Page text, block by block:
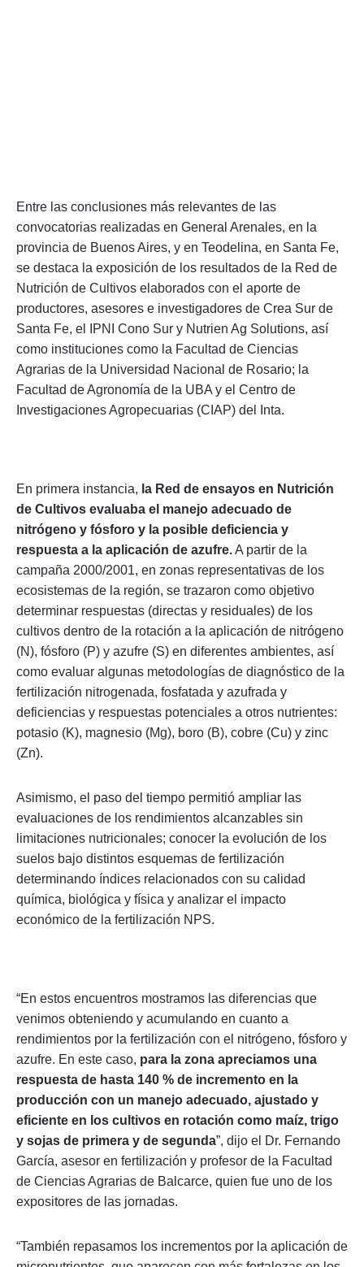
Entre las conclusiones más relevantes de las
convocatorias realizadas en General Arenales, en la
provincia de Buenos Aires, y en Teodelina, en Santa Fe,
se destaca la exposición de los resultados de la Red de
Nutrición de Cultivos elaborados con el aporte de
productores, asesores e investigadores de Crea Sur de
Santa Fe, el IPNI Cono Sur y Nutrien Ag Solutions, así
como instituciones como la Facultad de Ciencias
Agrarias de la Universidad Nacional de Rosario; la
Facultad de Agronomía de la UBA y el Centro de
Investigaciones Agropecuarias (CIAP) del Inta.
En primera instancia, la Red de ensayos en Nutrición
de Cultivos evaluaba el manejo adecuado de
nitrógeno y fósforo y la posible deficiencia y
respuesta a la aplicación de azufre.A partir de la
campaña 2000/2001, en zonas representativas de los
ecosistemas de la región, se trazaron como objetivo
determinar respuestas (directas y residuales) de los
cultivos dentro de la rotación a la aplicación de nitrógeno
(N), fósforo (P) y azufre (S) en diferentes ambientes, así
como evaluar algunas metodologías de diagnóstico de la
fertilización nitrogenada, fosfatada y azufrada y
deficiencias y respuestas potenciales a otros nutrientes:
potasio (K), magnesio (Mg), boro (B), cobre (Cu) y zinc
(Zn).
Asimismo, el paso del tiempo permitió ampliar las
evaluaciones de los rendimientos alcanzables sin
limitaciones nutricionales; conocer la evolución de los
suelos bajo distintos esquemas de fertilización
determinando índices relacionados con su calidad
química, biológica y física y analizar el impacto
económico de la fertilización NPS.
“En estos encuentros mostramos las diferencias que
venimos obteniendo y acumulando en cuanto a
rendimientos por la fertilización con el nitrógeno, fósforo y
azufre. En este caso, para la zona apreciamos una
respuesta de hasta 140 % de incremento en la
producción con un manejo adecuado, ajustado y
eficiente en los cultivos en rotación como maíz, trigo
y sojas de primera y de segunda”, dijo el Dr. Fernando
García, asesor en fertilización y profesor de la Facultad
de Ciencias Agrarias de Balcarce, quien fue uno de los
expositores de las jornadas.
“También repasamos los incrementos por la aplicación de